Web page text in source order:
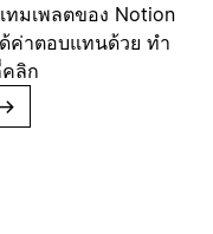
ทมเพลตของ Notion
ค่าตอบแทนด้วย ทำ
ลิก
→